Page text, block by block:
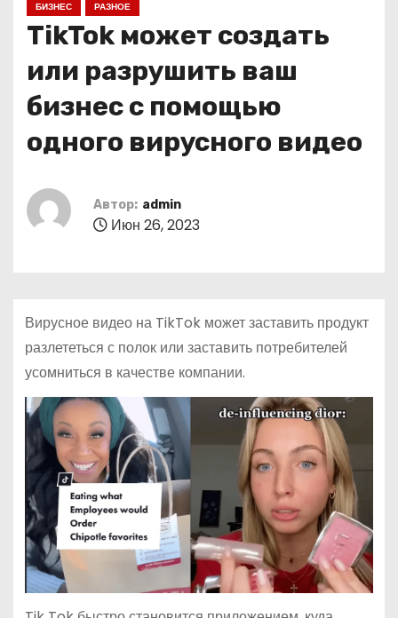
БИЗНЕС РАЗНОЕ
TikTok может создать
или разрушить ваш
бизнес с помощью
одного вирусного видео
Автор: admin
Июн 26, 2023
Вирусное видео на TikTok может заставить продукт
разлететься с полок или заставить потребителей
усомниться в качестве компании.